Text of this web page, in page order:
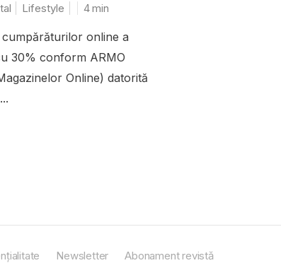
Lifestyle 4min
online a
30% conform ARMO
Online) datorită
Newsletter Abonament revistă